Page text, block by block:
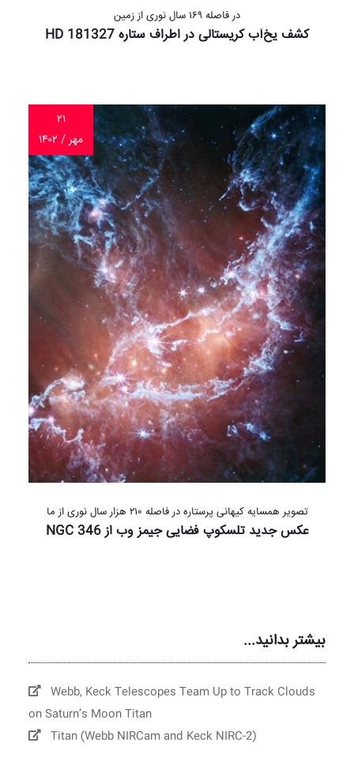
در فاصله ۱۶۹ سال نوری از زمین
کشف یخ‌آب کریستالی در اطراف ستاره HD 181327
۲۱
مهر / ۱۴۰۲
تصویر همسایه کیهانی پرستاره در فاصله ۲۱۰ هزار سال نوری از ما
عکس جدید تلسکوپ فضایی جیمز وب از NGC 346
بیشتر بدانید...
Webb, Keck Telescopes Team Up to Track Clouds
on Saturn’s Moon Titan
Titan (Webb NIRCam and Keck NIRC-2)